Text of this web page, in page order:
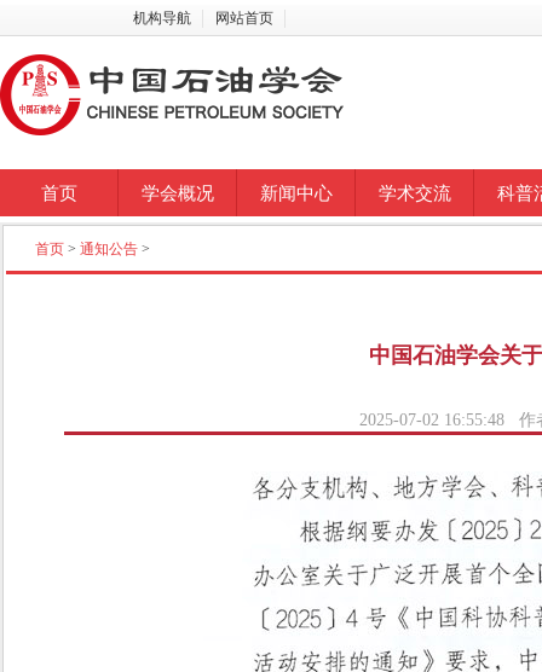
机构导航 网站首页
首页 学会概况 新闻中心 学术交流 科普
首页 > 通知公告 >
中国石油学会关
2025-07-02 16:55:48